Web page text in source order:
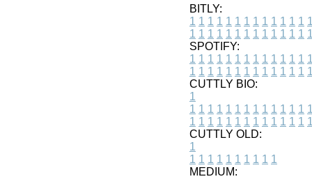
BITLY:
1 1 1 1 1 1 1 1 1 1 1 1 1 1
1 1 1 1 1 1 1 1 1 1 1 1 1 1
SPOTIFY:
1 1 1 1 1 1 1 1 1 1 1 1 1 1
1 1 1 1 1 1 1 1 1 1 1 1 1 1
CUTTLY BIO:
1
1 1 1 1 1 1 1 1 1 1 1 1 1 1
1 1 1 1 1 1 1 1 1 1 1 1 1 1
CUTTLY OLD:
1
1 1 1 1 1 1 1 1 1 1
MEDIUM: